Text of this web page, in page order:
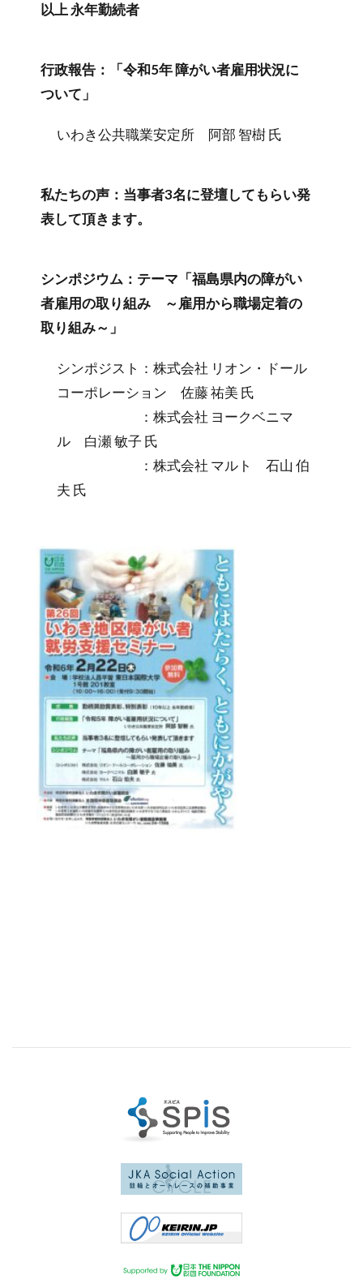
以上 永年勤続者
行政報告：「令和5年 障がい者雇用状況に
ついて」
いわき公共職業安定所 阿部 智樹 氏
私たちの声：当事者3名に登壇してもらい発
表して頂きます。
シンポジウム：テーマ「福島県内の障がい
者雇用の取り組み ～雇用から職場定着の
取り組み～」
シンポジスト：株式会社 リオン・ドール
コーポレーション 佐藤 祐美 氏
­：株式会社 ヨークベニマ
ル 白瀬 敏子 氏
：株式会社 マルト 石山 伯
夫 氏